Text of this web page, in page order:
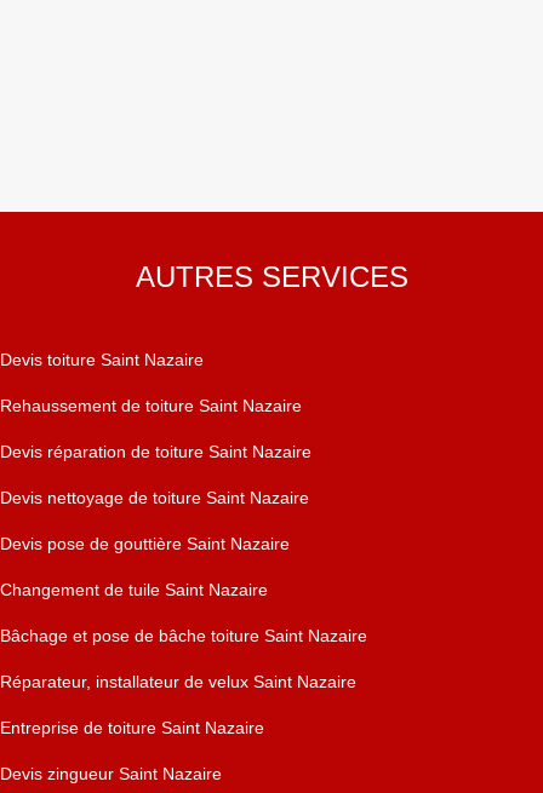
AUTRES SERVICES
Devis toiture Saint Nazaire
Rehaussement de toiture Saint Nazaire
Devis réparation de toiture Saint Nazaire
Devis nettoyage de toiture Saint Nazaire
Devis pose de gouttière Saint Nazaire
Changement de tuile Saint Nazaire
Bâchage et pose de bâche toiture Saint Nazaire
Réparateur, installateur de velux Saint Nazaire
Entreprise de toiture Saint Nazaire
Devis zingueur Saint Nazaire